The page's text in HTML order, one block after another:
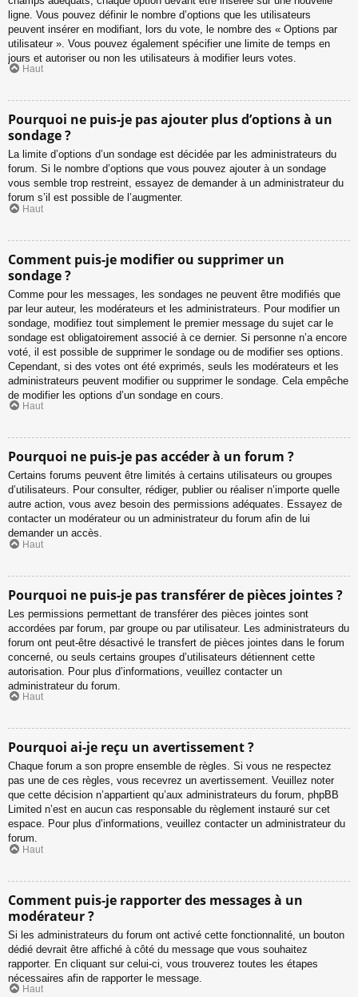
ligne. Vous pouvez définir le nombre d’options que les utilisateurs
peuvent insérer en modifiant, lors du vote, le nombre des « Options par
utilisateur ». Vous pouvez également spécifier une limite de temps en
jours et autoriser ou non les utilisateurs à modifier leurs votes.
Haut
Pourquoi ne puis-je pas ajouter plus d’options à un
sondage ?
La limite d’options d’un sondage est décidée par les administrateurs du
forum. Si le nombre d’options que vous pouvez ajouter à un sondage
vous semble trop restreint, essayez de demander à un administrateur du
forum s’il est possible de l’augmenter.
Haut
Comment puis-je modifier ou supprimer un
sondage ?
Comme pour les messages, les sondages ne peuvent être modifiés que
par leur auteur, les modérateurs et les administrateurs. Pour modifier un
sondage, modifiez tout simplement le premier message du sujet car le
sondage est obligatoirement associé à ce dernier. Si personne n’a encore
voté, il est possible de supprimer le sondage ou de modifier ses options.
Cependant, si des votes ont été exprimés, seuls les modérateurs et les
administrateurs peuvent modifier ou supprimer le sondage. Cela empêche
de modifier les options d’un sondage en cours.
Haut
Pourquoi ne puis-je pas accéder à un forum ?
Certains forums peuvent être limités à certains utilisateurs ou groupes
d’utilisateurs. Pour consulter, rédiger, publier ou réaliser n’importe quelle
autre action, vous avez besoin des permissions adéquates. Essayez de
contacter un modérateur ou un administrateur du forum afin de lui
demander un accès.
Haut
Pourquoi ne puis-je pas transférer de pièces jointes ?
Les permissions permettant de transférer des pièces jointes sont
accordées par forum, par groupe ou par utilisateur. Les administrateurs du
forum ont peut-être désactivé le transfert de pièces jointes dans le forum
concerné, ou seuls certains groupes d’utilisateurs détiennent cette
autorisation. Pour plus d’informations, veuillez contacter un
administrateur du forum.
Haut
Pourquoi ai-je reçu un avertissement ?
Chaque forum a son propre ensemble de règles. Si vous ne respectez
pas une de ces règles, vous recevrez un avertissement. Veuillez noter
que cette décision n’appartient qu’aux administrateurs du forum, phpBB
Limited n’est en aucun cas responsable du règlement instauré sur cet
espace. Pour plus d’informations, veuillez contacter un administrateur du
forum.
Haut
Comment puis-je rapporter des messages à un
modérateur ?
Si les administrateurs du forum ont activé cette fonctionnalité, un bouton
dédié devrait être affiché à côté du message que vous souhaitez
rapporter. En cliquant sur celui-ci, vous trouverez toutes les étapes
nécessaires afin de rapporter le message.
Haut